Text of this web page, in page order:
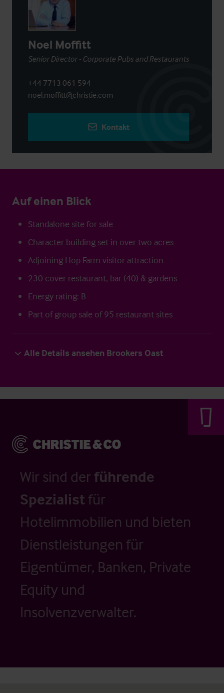
Noel Moffitt
Senior Director - Corporate Pubs and Restaurants
+44 7713 061 594
noel.moffitt@christie.com
Kontakt
Auf einen Blick
Standalone site for sale
Character building set in over two acres
Adjoining Hop Farm visitor attraction
230 cover restaurant, bar (40) & gardens
Energy rating: B
Part of group sale of 95 restaurant sites
Alle Details ansehen Brookers Oast
Wir sind der führende
Spezialistfür
Hotelimmobilien und bieten
Dienstleistungen für
Eigentümer, Banken, Private
Equity und
Insolvenzverwalter.